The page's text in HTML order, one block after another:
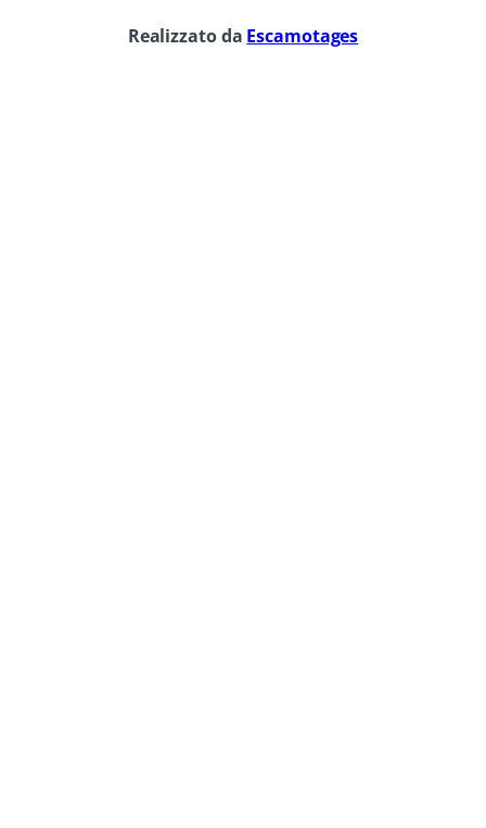
Realizzato da Escamotages